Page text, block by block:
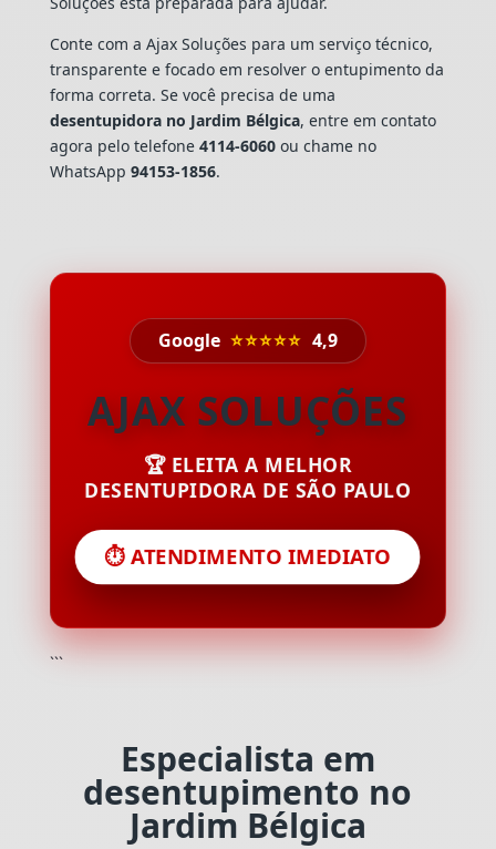
Conte com a Ajax Soluções para um serviço técnico,
transparente e focado em resolver o entupimento da
forma correta. Se você precisa de uma
desentupidora no Jardim Bélgica, entre em contato
agora pelo telefone 4114-6060ou chame no
WhatsApp 94153-1856.
Google ⭐⭐⭐⭐⭐ 4,9
AJAX SOLUÇÕES
🏆 ELEITA A MELHOR
DESENTUPIDORA DE SÃO PAULO
⏱️ ATENDIMENTO IMEDIATO
```
Especialista em
desentupimento no
Jardim Bélgica